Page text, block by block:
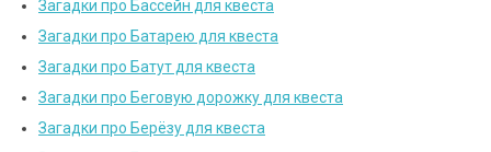
Загадки про Бассейн для квеста
Загадки про Батарею для квеста
Загадки про Батут для квеста
Загадки про Беговую дорожку для квеста
Загадки про Берёзу для квеста